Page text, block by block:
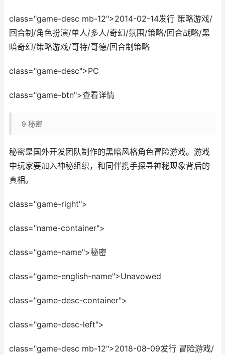
class="game-desc mb-12">2014-02-14发行 策略游戏/
回合制/角色扮演/单人/多人/奇幻/氛围/策略/回合战略/黑
暗奇幻/策略游戏/哥特/哥德/回合制策略
class="game-desc">PC
class="game-btn">查看详情
9 秘密
秘密是国外开发团队制作的黑暗风格角色冒险游戏。游戏
中玩家要加入神秘组织，和同伴携手探寻神秘现象背后的
真相。
class="game-right">
class="name-container">
class="game-name">秘密
class="game-english-name">Unavowed
class="game-desc-container">
class="game-desc-left">
class="game-desc mb-12">2018-08-09发行 冒险游戏/